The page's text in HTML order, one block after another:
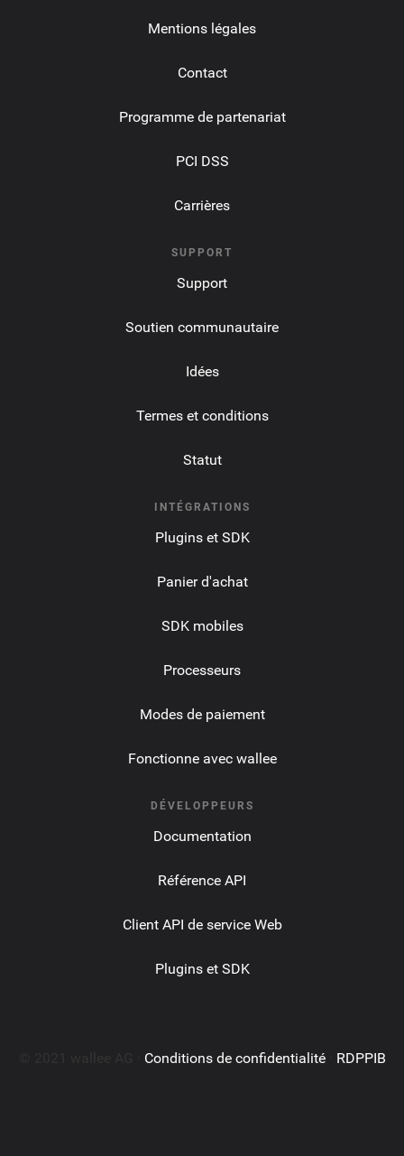
Mentions légales
Contact
Programme de partenariat
PCI DSS
Carrières
SUPPORT
Support
Soutien communautaire
Idées
Termes et conditions
Statut
INTÉGRATIONS
Plugins et SDK
Panier d'achat
SDK mobiles
Processeurs
Modes de paiement
Fonctionne avec wallee
DÉVELOPPEURS
Documentation
Référence API
Client API de service Web
Plugins et SDK
Conditions de confidentialité· RDPPIB